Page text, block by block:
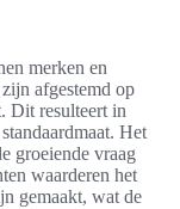
merken en
afgestemd op
Dit resulteert in
Het
groeiende vraag
waarderen het
gemaakt, wat de